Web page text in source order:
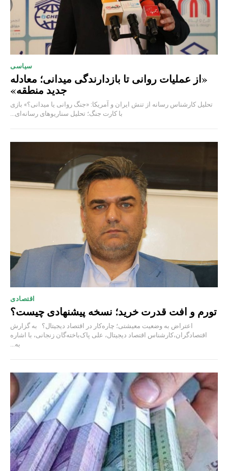
سیاسی
«از عملیات روانی تا بازدارندگی میدانی؛ معادله
جدید منطقه»
تحلیل کارشناس رسانه از تنش ایران و آمریکا: «جنگ روانی یا میدانی؟» بازی
با کارت جنگ؛ تحلیل سناریوهای رسانه‌ای...
اقتصادی
تورم و افت قدرت خرید؛ نسخه پیشنهادی چیست؟
اعتراض به وضعیت معیشتی؛ چاره‌کار در اقتصاد دیجیتال؟ به گزارش
اقتصادگران،کارشناس اقتصاد دیجیتال، علی پاک‌باخته‌گان زنجانی، با اشاره
به...